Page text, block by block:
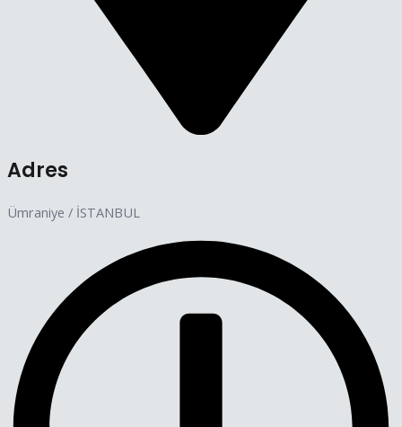
Adres
Ümraniye / İSTANBUL